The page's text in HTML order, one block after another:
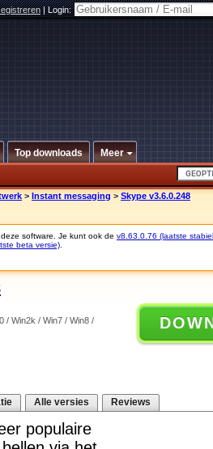
|Login:
Top downloads Meer
> Instant messaging > Skype v3.6.0.248
software. Je kunt ook de v8.63.0.76 (laatste
beta versie)
/ Win2k / Win7 / Win8 /
Alle versies Reviews
populaire